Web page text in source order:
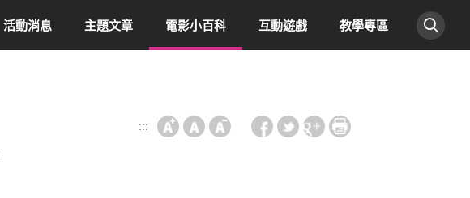
活動消息 主題文章 電影小百科 互動遊戲 教學專區
:::